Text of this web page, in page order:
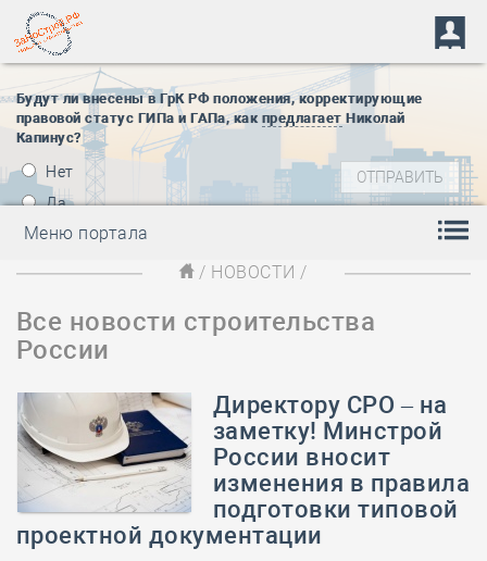
Будут ли внесены в ГрК РФ положения, корректирующие
правовой статус ГИПа и ГАПа, как предлагает Николай
Капинус?
Нет
Да
Меню портала
/ НОВОСТИ /
Все новости строительства
России
Директору СРО – на
заметку! Минстрой
России вносит
изменения в правила
подготовки типовой
проектной документации